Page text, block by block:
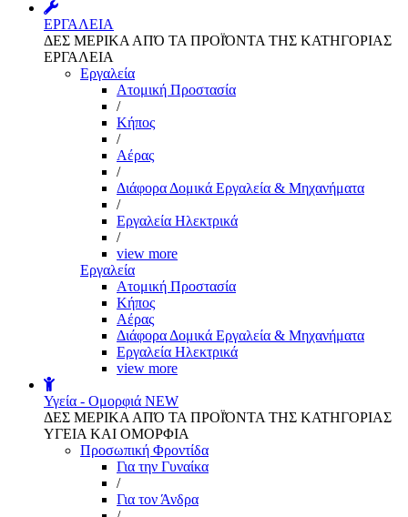
ΕΡΓΑΛΕΙΑ
ΔΕΣ ΜΕΡΙΚΑ ΑΠΌ ΤΑ ΠΡΟΪΌΝΤΑ ΤΗΣ ΚΑΤΗΓΟΡΙΑΣ
ΕΡΓΑΛΕΙΑ
Εργαλεία
Aτομική Προστασία
/
Kήπος
/
Αέρας
/
Διάφορα Δομικά Εργαλεία & Μηχανήματα
/
Εργαλεία Ηλεκτρικά
/
view more
Εργαλεία
Aτομική Προστασία
Kήπος
Αέρας
Διάφορα Δομικά Εργαλεία & Μηχανήματα
Εργαλεία Ηλεκτρικά
view more
Υγεία - Ομορφιά NEW
ΔΕΣ ΜΕΡΙΚΑ ΑΠΌ ΤΑ ΠΡΟΪΌΝΤΑ ΤΗΣ ΚΑΤΗΓΟΡΙΑΣ
ΥΓΕΙΑ ΚΑΙ ΟΜΟΡΦΙΑ
Προσωπική Φροντίδα
Για την Γυναίκα
/
Για τον Άνδρα